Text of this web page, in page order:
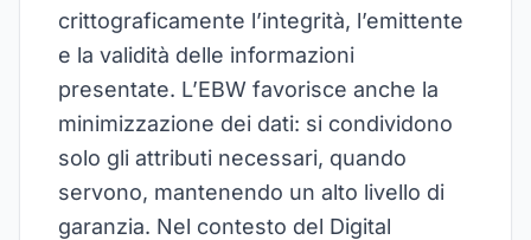
crittograficamente l’integrità, l’emittente
e la validità delle informazioni
presentate. L’EBW favorisce anche la
minimizzazione dei dati: si condividono
solo gli attributi necessari, quando
servono, mantenendo un alto livello di
garanzia. Nel contesto del Digital